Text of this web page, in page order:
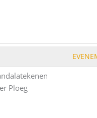
Ploeg